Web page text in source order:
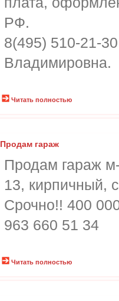
РФ.
8(495) 510-21-
Владимировна.
Читать полностью
Продам гараж
Продам гараж
13, кирпичный,
Срочно!! 400
963 660 51 34
Читать полностью